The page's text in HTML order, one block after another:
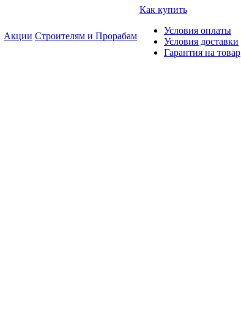
Акции Строителям и Прорабам
Как купить
Условия оплаты
Условия доставки
Гарантия на товар